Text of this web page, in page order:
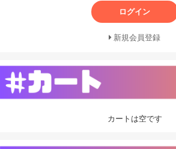
ログイン
新規会員登録
カートは空です